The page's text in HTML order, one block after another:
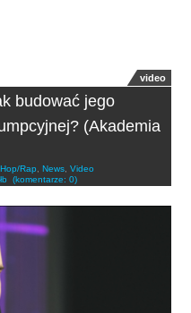
video
budować jego
(Akademia
Rap News Video
(komentarze: 0)